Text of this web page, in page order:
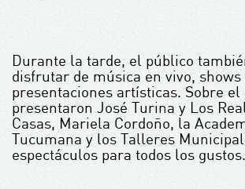
Durante la tarde, el público
disfrutar de música en vivo, shows
presentaciones artísticas. Sobre el
presentaron José Turina y Los
Casas, Mariela Cordoño, la
Tucumana y los Talleres
espectáculos para todos los gustos.